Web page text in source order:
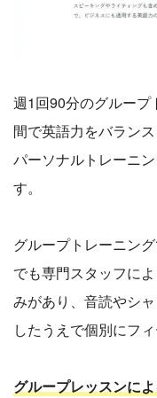
週1回90分のグループ
間で英語力をバラン
パーソナルトレーニ
す。
グループトレーニン
でも専門スタッフに
みがあり、音読やシ
したうえで個別にフ
グループレッスンに